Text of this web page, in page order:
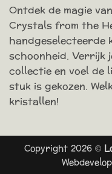
Ontdek de magie
Crystals from the
handgeselecteerde
schoonheid. Verrijk
collectie en voel de
stuk is gekozen.
kristallen!
Copyright 2026 ©